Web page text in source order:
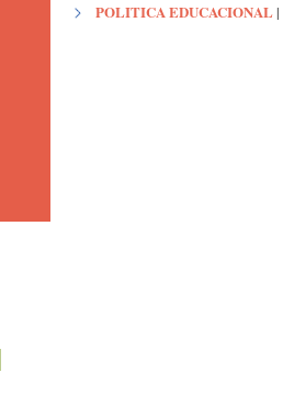
POLITICA EDUCACIONAL|